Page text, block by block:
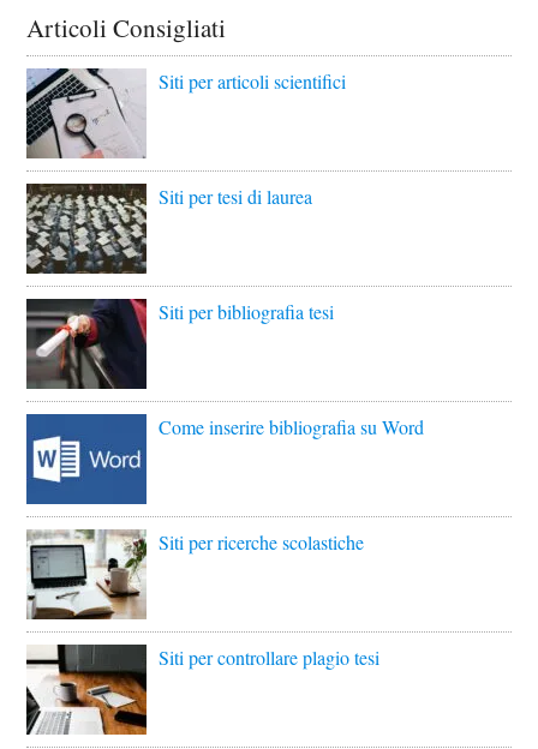
Articoli Consigliati
Siti per articoli scientifici
Siti per tesi di laurea
Siti per bibliografia tesi
Come inserire bibliografia su Word
Siti per ricerche scolastiche
Siti per controllare plagio tesi